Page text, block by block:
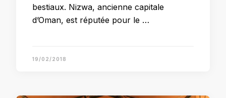
bestiaux. Nizwa, ancienne capitale
d’Oman, est réputée pour le …
19/02/2018